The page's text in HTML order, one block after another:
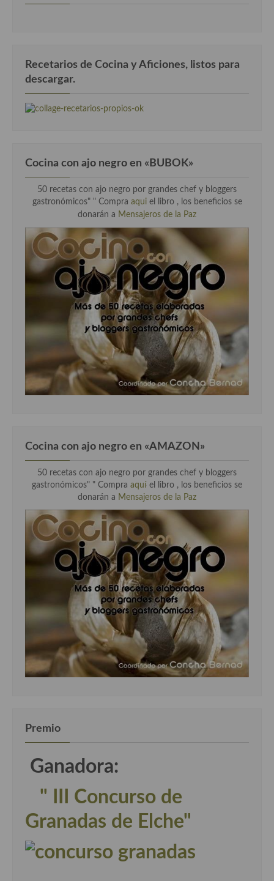
Recetarios de Cocina y Aficiones, listos para
descargar.
Cocina con ajo negro en «BUBOK»
50 recetas con ajo negro por grandes chef y bloggers
gastronómicos" " Compra aqui el libro , los beneficios se
donarán a Mensajeros de la Paz
Cocina con ajo negro en «AMAZON»
50 recetas con ajo negro por grandes chef y bloggers
gastronómicos" " Compra aquí el libro , los beneficios se
donarán a Mensajeros de la Paz
Premio
Ganadora:
" III Concurso de
Granadas de Elche"